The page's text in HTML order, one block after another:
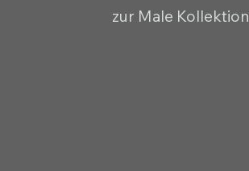
zur Male Kollektion